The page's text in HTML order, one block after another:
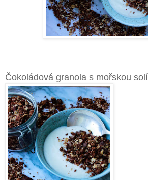
Čokoládová granola s mořskou solí